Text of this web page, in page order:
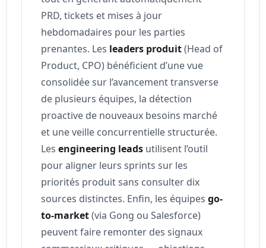
PRD, tickets et mises à jour
hebdomadaires pour les parties
prenantes. Les leaders produit(Head of
Product, CPO) bénéficient d’une vue
consolidée sur l’avancement transverse
de plusieurs équipes, la détection
proactive de nouveaux besoins marché
et une veille concurrentielle structurée.
Lesengineering leads utilisent l’outil
pour aligner leurs sprints sur les
priorités produit sans consulter dix
sources distinctes. Enfin, les équipesgo-
to-market(via Gong ou Salesforce)
peuvent faire remonter des signaux